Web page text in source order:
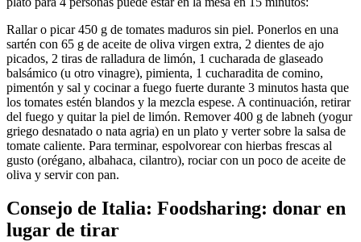
Rallar o picar 450 g de tomates maduros sin piel. Ponerlos en una
sartén con 65 g de aceite de oliva virgen extra, 2 dientes de ajo
picados, 2 tiras de ralladura de limón, 1 cucharada de glaseado
balsámico (u otro vinagre), pimienta, 1 cucharadita de comino,
pimentón y sal y cocinar a fuego fuerte durante 3 minutos hasta que
los tomates estén blandos y la mezcla espese. A continuación, retirar
del fuego y quitar la piel de limón. Remover 400 g de labneh (yogur
griego desnatado o nata agria) en un plato y verter sobre la salsa de
tomate caliente. Para terminar, espolvorear con hierbas frescas al
gusto (orégano, albahaca, cilantro), rociar con un poco de aceite de
oliva y servir con pan.
Consejo de Italia: Foodsharing: donar en
lugar de tirar